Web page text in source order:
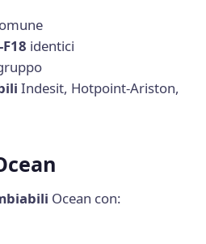
identici
Indesit, Hotpoint-Ariston,
Ocean con: